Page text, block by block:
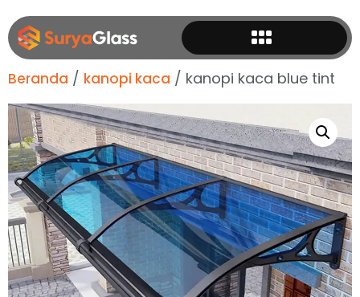
Beranda / kanopi kaca / kanopi kaca blue tint